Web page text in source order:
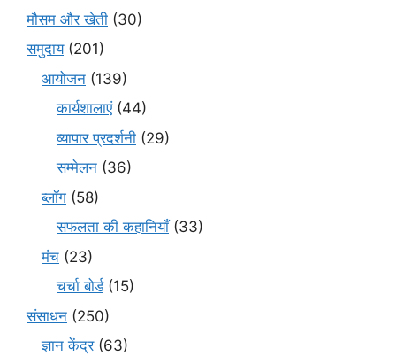
मौसम और खेती (30)
समुदाय(201)
आयोजन (139)
कार्यशालाएं(44)
व्यापार प्रदर्शनी (29)
सम्मेलन (36)
ब्लॉग (58)
सफलता की कहानियाँ(33)
मंच (23)
चर्चा बोर्ड(15)
संसाधन (250)
ज्ञान केंद्र(63)